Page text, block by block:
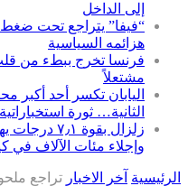
إلى الداخل
“فيفا” يتراجع تحت ضغط
هزائمه السياسية
فرنسا تخرج ببطء من
مشتعلاً
اليابان تكسر أحد أكبر
الثانية… ثورة
زلزال بقوة
وإجلاء مئات الآلاف في
الرئيسية آخر الاخبار تراجع